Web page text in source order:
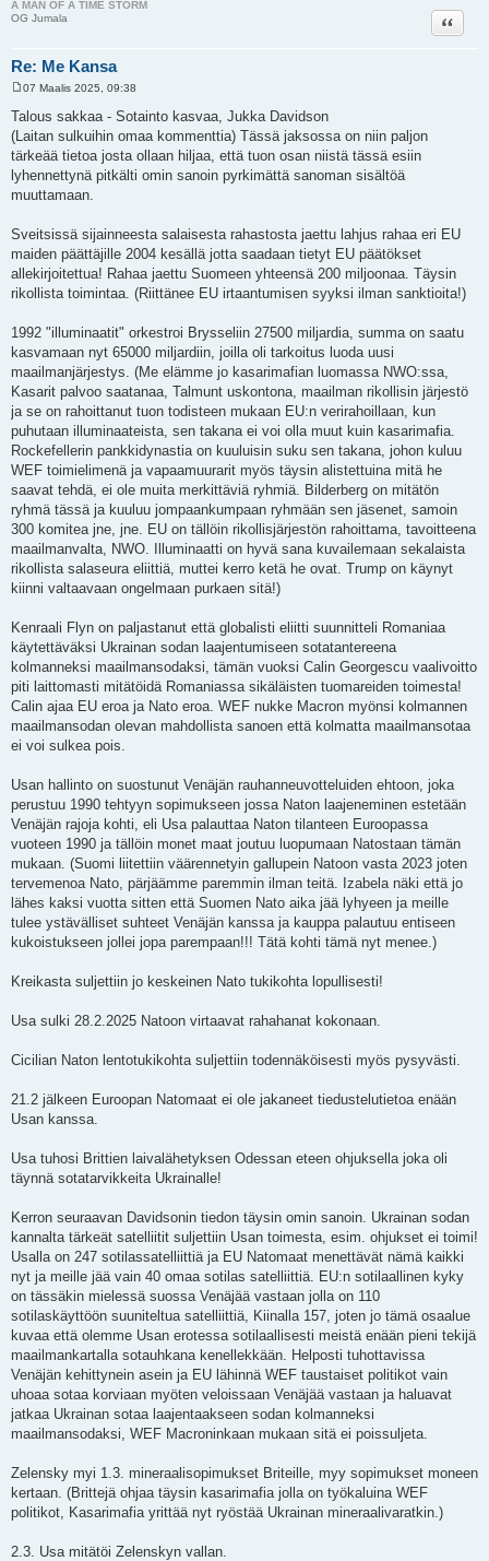
A MAN OF A TIME STORM
OG Jumala
Re: Me Kansa
Lainaa
e
s
i
07 Maalis 2025, 09:38
Talous sakkaa - Sotainto kasvaa, Jukka Davidson
(Laitan sulkuihin omaa kommenttia) Tässä jaksossa on niin paljon
tärkeää tietoa josta ollaan hiljaa, että tuon osan niistä tässä esiin
lyhennettynä pitkälti omin sanoin pyrkimättä sanoman sisältöä
muuttamaan.
Sveitsissä sijainneesta salaisesta rahastosta jaettu lahjus rahaa eri EU
maiden päättäjille 2004 kesällä jotta saadaan tietyt EU päätökset
allekirjoitettua! Rahaa jaettu Suomeen yhteensä 200 miljoonaa. Täysin
rikollista toimintaa. (Riittänee EU irtaantumisen syyksi ilman sanktioita!)
1992 "illuminaatit" orkestroi Brysseliin 27500 miljardia, summa on saatu
kasvamaan nyt 65000 miljardiin, joilla oli tarkoitus luoda uusi
maailmanjärjestys. (Me elämme jo kasarimafian luomassa NWO:ssa,
Kasarit palvoo saatanaa, Talmunt uskontona, maailman rikollisin järjestö
ja se on rahoittanut tuon todisteen mukaan EU:n verirahoillaan, kun
puhutaan illuminaateista, sen takana ei voi olla muut kuin kasarimafia.
Rockefellerin pankkidynastia on kuuluisin suku sen takana, johon kuluu
WEF toimielimenä ja vapaamuurarit myös täysin alistettuina mitä he
saavat tehdä, ei ole muita merkittäviä ryhmiä. Bilderberg on mitätön
ryhmä tässä ja kuuluu jompaankumpaan ryhmään sen jäsenet, samoin
300 komitea jne, jne. EU on tällöin rikollisjärjestön rahoittama, tavoitteena
maailmanvalta, NWO. Illuminaatti on hyvä sana kuvailemaan sekalaista
rikollista salaseura eliittiä, muttei kerro ketä he ovat. Trump on käynyt
kiinni valtaavaan ongelmaan purkaen sitä!)
Kenraali Flyn on paljastanut että globalisti eliitti suunnitteli Romaniaa
käytettäväksi Ukrainan sodan laajentumiseen sotatantereena
kolmanneksi maailmansodaksi, tämän vuoksi Calin Georgescu vaalivoitto
piti laittomasti mitätöidä Romaniassa sikäläisten tuomareiden toimesta!
Calin ajaa EU eroa ja Nato eroa. WEF nukke Macron myönsi kolmannen
maailmansodan olevan mahdollista sanoen että kolmatta maailmansotaa
ei voi sulkea pois.
Usan hallinto on suostunut Venäjän rauhanneuvotteluiden ehtoon, joka
perustuu 1990 tehtyyn sopimukseen jossa Naton laajeneminen estetään
Venäjän rajoja kohti, eli Usa palauttaa Naton tilanteen Euroopassa
vuoteen 1990 ja tällöin monet maat joutuu luopumaan Natostaan tämän
mukaan. (Suomi liitettiin väärennetyin gallupein Natoon vasta 2023 joten
tervemenoa Nato, pärjäämme paremmin ilman teitä. Izabela näki että jo
lähes kaksi vuotta sitten että Suomen Nato aika jää lyhyeen ja meille
tulee ystävälliset suhteet Venäjän kanssa ja kauppa palautuu entiseen
kukoistukseen jollei jopa parempaan!!! Tätä kohti tämä nyt menee.)
Kreikasta suljettiin jo keskeinen Nato tukikohta lopullisesti!
Usa sulki 28.2.2025 Natoon virtaavat rahahanat kokonaan.
Cicilian Naton lentotukikohta suljettiin todennäköisesti myös pysyvästi.
21.2 jälkeen Euroopan Natomaat ei ole jakaneet tiedustelutietoa enään
Usan kanssa.
Usa tuhosi Brittien laivalähetyksen Odessan eteen ohjuksella joka oli
täynnä sotatarvikkeita Ukrainalle!
Kerron seuraavan Davidsonin tiedon täysin omin sanoin. Ukrainan sodan
kannalta tärkeät satelliitit suljettiin Usan toimesta, esim. ohjukset ei toimi!
Usalla on 247 sotilassatelliittiä ja EU Natomaat menettävät nämä kaikki
nyt ja meille jää vain 40 omaa sotilas satelliittiä. EU:n sotilaallinen kyky
on tässäkin mielessä suossa Venäjää vastaan jolla on 110
sotilaskäyttöön suuniteltua satelliittiä, Kiinalla 157, joten jo tämä osaalue
kuvaa että olemme Usan erotessa sotilaallisesti meistä enään pieni tekijä
maailmankartalla sotauhkana kenellekkään. Helposti tuhottavissa
Venäjän kehittynein asein ja EU lähinnä WEF taustaiset politikot vain
uhoaa sotaa korviaan myöten veloissaan Venäjää vastaan ja haluavat
jatkaa Ukrainan sotaa laajentaakseen sodan kolmanneksi
maailmansodaksi, WEF Macroninkaan mukaan sitä ei poissuljeta.
Zelensky myi 1.3. mineraalisopimukset Briteille, myy sopimukset moneen
kertaan. (Brittejä ohjaa täysin kasarimafia jolla on työkaluina WEF
politikot, Kasarimafia yrittää nyt ryöstää Ukrainan mineraalivaratkin.)
2.3. Usa mitätöi Zelenskyn vallan.